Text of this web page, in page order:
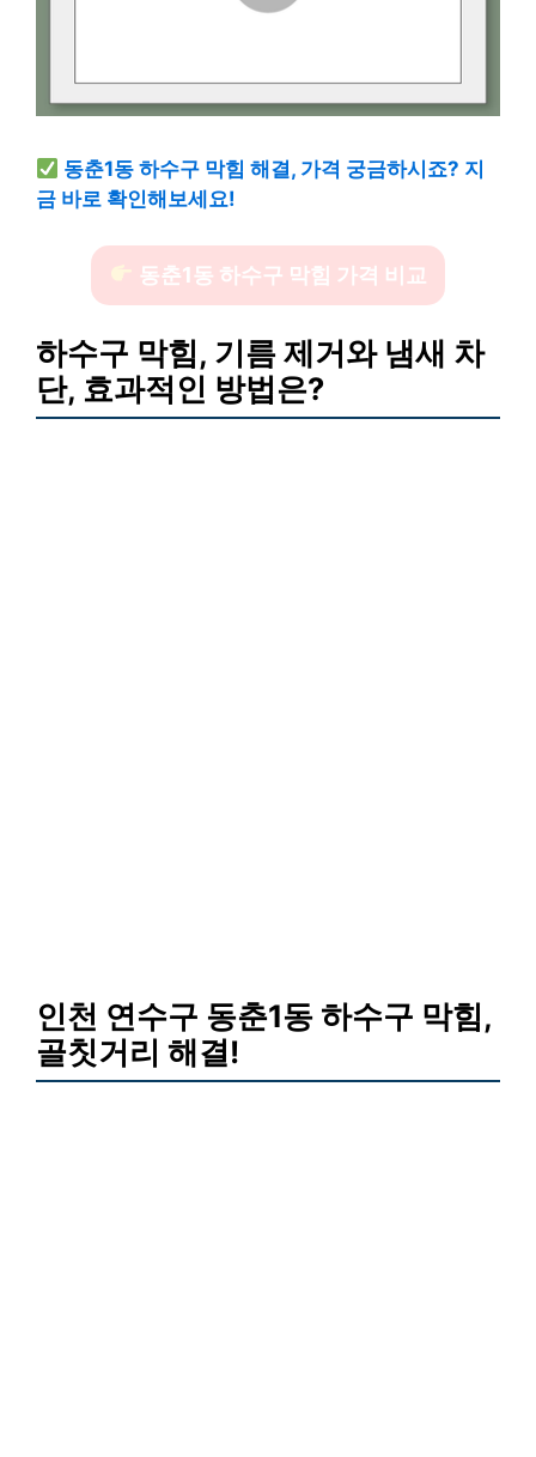
동춘1동 하수구 막힘 해결, 가격 궁금하시죠? 지
금 바로 확인해보세요!
동춘1동 하수구 막힘 가격 비교
하수구 막힘, 기름 제거와 냄새 차
단, 효과적인 방법은?
인천 연수구 동춘1동 하수구 막힘,
골칫거리 해결!